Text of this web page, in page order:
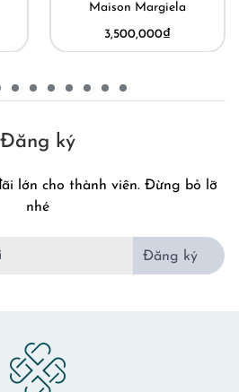
Maison Margiela
3,500,000₫
Đăng ký
lớn cho thành viên. Đừng bỏ lỡ
nhé
Đăng ký